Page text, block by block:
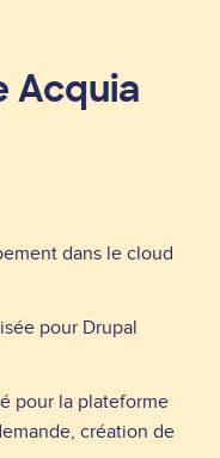
Acquia
dans le cloud
pour Drupal
pour la plateforme
création de